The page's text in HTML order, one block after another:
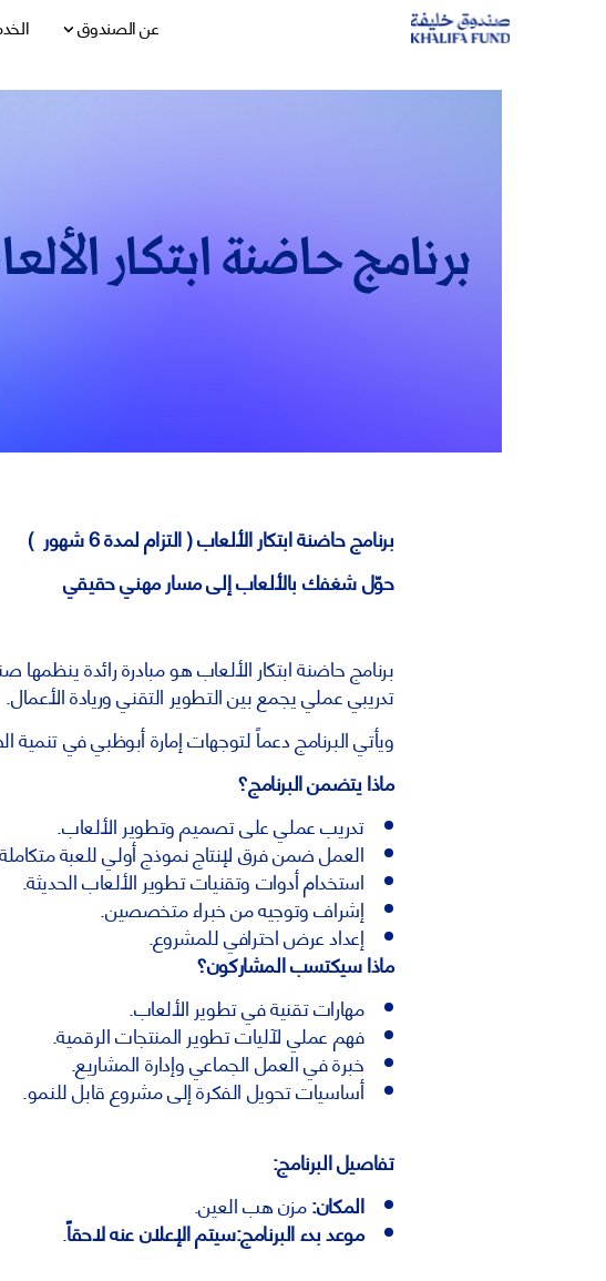
عن الصندوق
برنامج حاضنة ابتكار
برنامج حاضنة ابتكار الألعاب ( التزام لمدة 6 شهور )
حوّل شغفك بالألعاب إلى مسار مهني حقيقي
تدريبي عملي يجمع بين التطوير التقني وريادة الأعمال.
ويأتي البرنامج دعماً لتوجهات إمارة أبوظبي في
ماذا يتضمن البرنامج؟
تدريب عملي على تصميم وتطوير الألعاب.
العمل ضمن فرق لإنتاج نموذج أولي للعبة
استخدام أدوات وتقنيات تطوير الألعاب الحديثة.
إشراف وتوجيه من خبراء متخصصين.
إعداد عرض احترافي للمشروع.
ماذا سيكتسب المشاركون؟
مهارات تقنية في تطوير الألعاب.
فهم عملي لآليات تطوير المنتجات الرقمية.
خبرة في العمل الجماعي وإدارة المشاريع.
أساسيات تحويل الفكرة إلى مشروع قابل للنمو.
تفاصيل البرنامج:
المكان:مزن هب العين.
موعد بدء البرنامج:سيتم الإعلان عنه لاحقاً.